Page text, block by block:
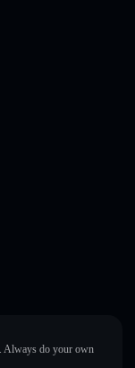
Always do your own